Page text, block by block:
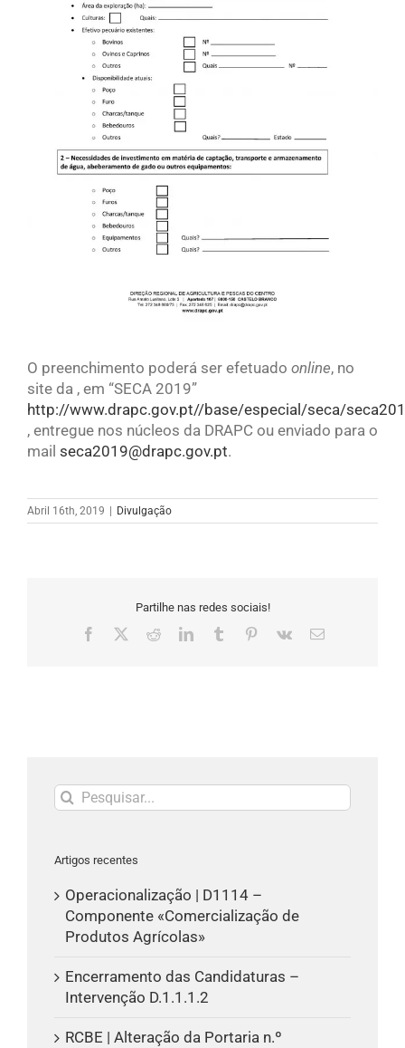
O preenchimento poderá ser efetuado online, no
site da , em “SECA 2019”
http://www.drapc.gov.pt//base/especial/seca/
, entregue nos núcleos da DRAPC ou enviado para o
mail seca2019@drapc.gov.pt.
Abril 16th, 2019 Divulgação
Partilhe nas redes sociais!
Facebook RedditLinkedInTumblr Pinterest
Vk
Email
Pesquisar
Artigos recentes
Operacionalização | D1114 –
Componente «Comercialização de
Produtos Agrícolas»
Encerramento das Candidaturas –
Intervenção D.1.1.1.2
RCBE | Alteração da Portaria n.º